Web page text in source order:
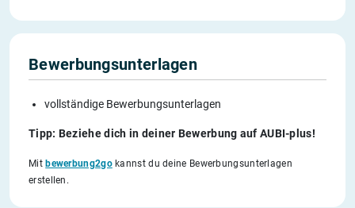
Bewerbungsunterlagen
vollständige Bewerbungsunterlagen
Tipp: Beziehe dich in deiner Bewerbung auf AUBI-plus!
Mitbewerbung2gokannst du deine Bewerbungsunterlagen
erstellen.